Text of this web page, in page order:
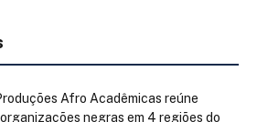
Afro Acadêmicas reúne
negras em 4 regiões do